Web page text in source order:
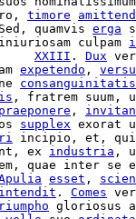
timore
quamvis erga
culpam
XXIII . Dux
expetendo ,
consanguinitatis
, fratrem suum,
praeponere ,
supplex exorat
incipio, et,
ex
industria ,
quae inter se
esset ,
intendit . Comes
gloriosus